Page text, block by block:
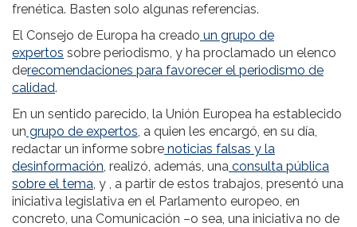
frenética. Basten solo algunas referencias.
El Consejo de Europa ha creado un grupo de
expertos sobre periodismo, y ha proclamado un elenco
derecomendaciones para favorecer el periodismo de
calidad.
En un sentido parecido, la Unión Europea ha establecido
un grupo de expertos , a quien les encargó, en su día,
redactar un informe sobre noticias falsas y la
desinformación , realizó, además, una consulta pública
sobre el tema , y , a partir de estos trabajos, presentó una
iniciativa legislativa en el Parlamento europeo, en
concreto, una Comunicación –o sea, una iniciativa no de